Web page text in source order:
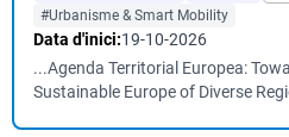
#Urbanisme & Smart Mobility
Data d'inici:19-10-2026
...Agenda Territorial Europea:
Sustainable Europe of Diverse